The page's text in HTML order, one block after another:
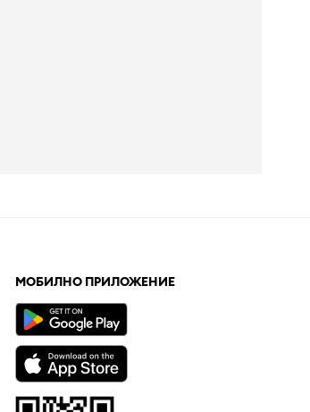
МОБИЛНО ПРИЛОЖЕНИЕ